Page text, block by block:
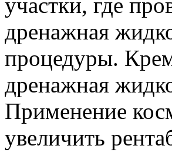
участки, где
дренажная
процедуры.
дренажная
Применение
увеличить